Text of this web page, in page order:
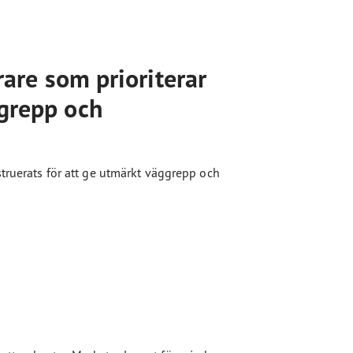
som prioriterar
och
för att ge utmärkt väggrepp och